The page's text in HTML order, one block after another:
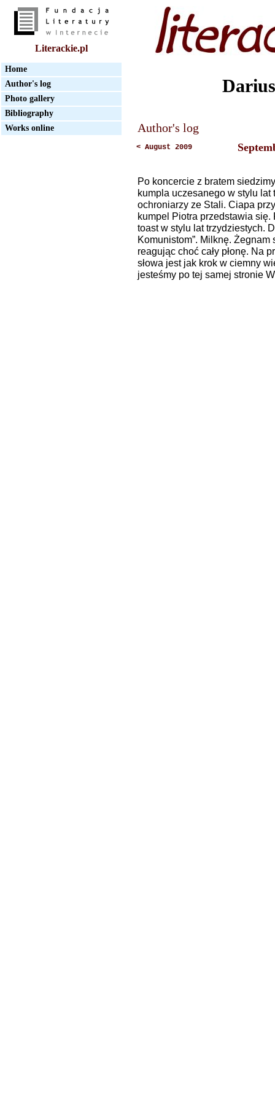
Literackie.pl
Home
Author's log
Photo gallery
Bibliography
Works online
Author's log
< August 2009
Po koncercie z bratem
kumpla uczesanego w stylu
ochroniarzy ze Stali. Ciapa
kumpel Piotra przedstawia
toast w stylu lat trzydziestych.
Komunistom”. Milknę.
reagując choć cały płonę. Na
słowa jest jak krok w ciemny
jesteśmy po tej samej stronie